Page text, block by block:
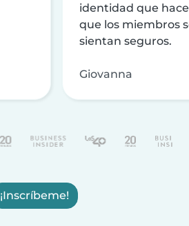
identidad que
que los miembros
sientan seguros.
Giovanna
¡Inscríbeme!